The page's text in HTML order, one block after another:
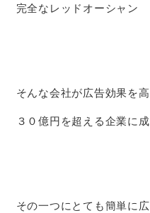
完全なレッドオーシャン
そんな会社が広告効果を
３０億円を超える企業に成
その一つにとても簡単に